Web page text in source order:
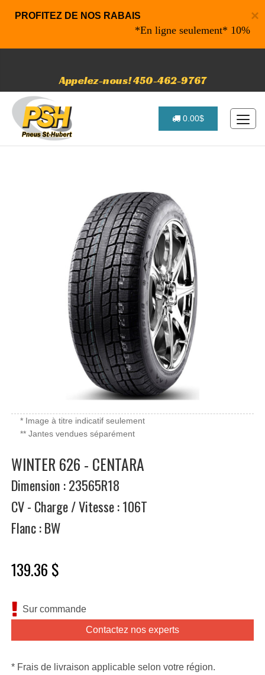
×
PROFITEZ DE NOS RABAIS
*En ligne seulement* 10% de
Appelez-nous! 450-462-9767
0.00$
* Image à titre indicatif seulement
** Jantes vendues séparément
WINTER 626 - CENTARA
Dimension : 23565R18
CV - Charge / Vitesse : 106T
Flanc : BW
139.36 $
Sur commande
Contactez nos experts
* Frais de livraison applicable selon votre région.